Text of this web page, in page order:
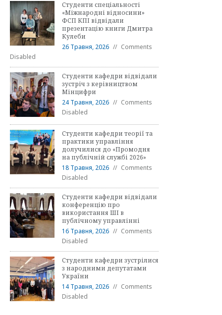
Студенти спеціальності
«Міжнародні відносини»
ФСП КПІ відвідали
презентацію книги Дмитра
Кулеби
26 Травня, 2026
Comments
Disabled
Студенти кафедри відвідали
зустріч з керівництвом
Мінцифри
24 Травня, 2026
Comments
Disabled
Студенти кафедри теорії та
практики управління
долучилися до «Промодня
на публічній службі 2026»
18 Травня, 2026
Comments
Disabled
Студенти кафедри відвідали
конференцію про
використання ШІ в
публічному управлінні
16 Травня, 2026
Comments
Disabled
Студенти кафедри зустрілися
з народними депутатами
України
14 Травня, 2026
Comments
Disabled